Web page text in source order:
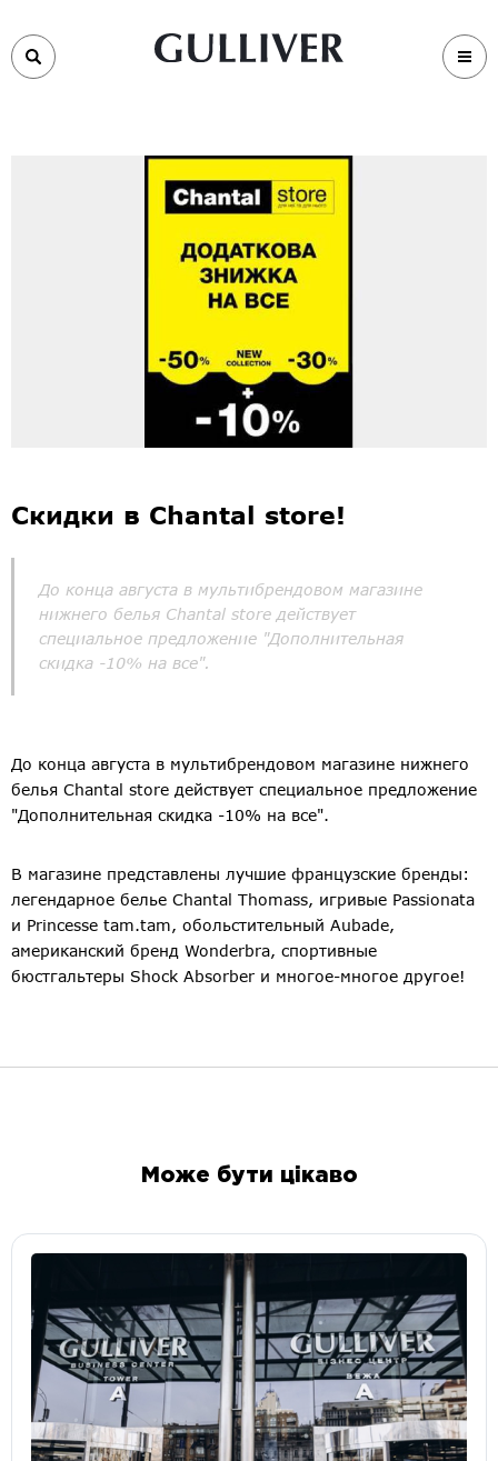
Скидки в Chantal store!
До конца августа в мультибрендовом магазине
нижнего белья Chantal store действует
специальное предложение "Дополнительная
скидка -10% на все".
До конца августа в мультибрендовом магазине нижнего
белья Chantal store действует специальное предложение
"Дополнительная скидка -10% на все".
В магазине представлены лучшие французские бренды:
легендарное белье Chantal Thomass, игривые Passionata
и Princesse tam.tam, обольстительный Aubade,
американский бренд Wonderbra, спортивные
бюстгальтеры Shock Absorber и многое-многое другое!
Може бути цікаво